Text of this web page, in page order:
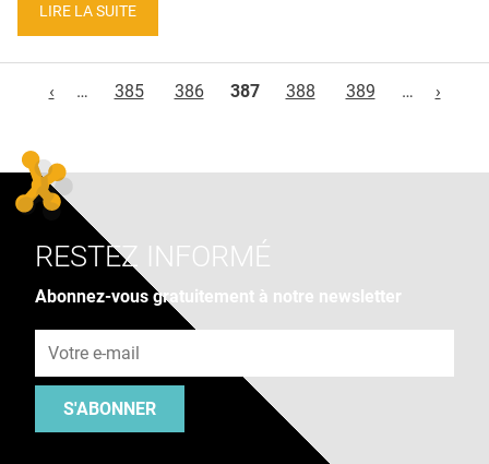
LIRE LA SUITE
‹
… 385 386 387 388 389 … ›
RESTEZ INFORMÉ
Abonnez-vous gratuitement à notre newsletter
S'ABONNER